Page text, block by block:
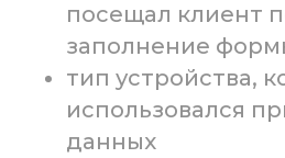
посещал клиент
заполнение
тип устройства,
использовался
данных